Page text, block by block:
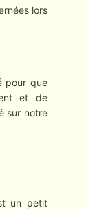
lors
pour que
et de
sur notre
un petit